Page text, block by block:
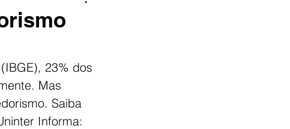
23% dos
Mas
Saiba
Informa: